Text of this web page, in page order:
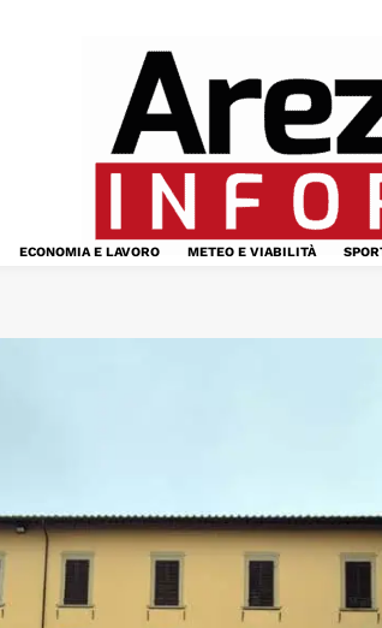
ECONOMIA E LAVORO METEO E VIABILITÀ